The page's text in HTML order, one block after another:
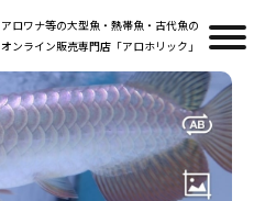
アロワナ等の大型魚・熱帯魚・古代魚の
オンライン販売専門店「アロホリック」